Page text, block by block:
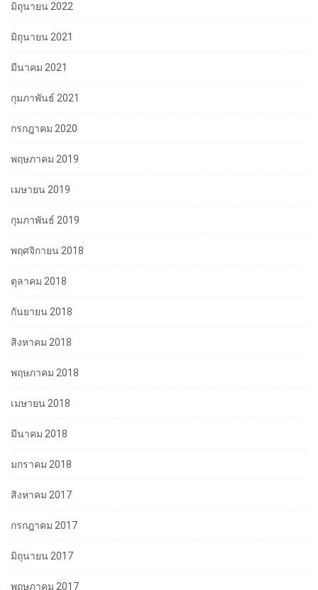
มิถุนายน 2022
มิถุนายน 2021
มีนาคม 2021
กุมภาพันธ์ 2021
กรกฎาคม 2020
พฤษภาคม 2019
เมษายน 2019
กุมภาพันธ์ 2019
พฤศจิกายน 2018
ตุลาคม 2018
กันยายน 2018
สิงหาคม 2018
พฤษภาคม 2018
เมษายน 2018
มีนาคม 2018
มกราคม 2018
สิงหาคม 2017
กรกฎาคม 2017
มิถุนายน 2017
พฤษภาคม 2017